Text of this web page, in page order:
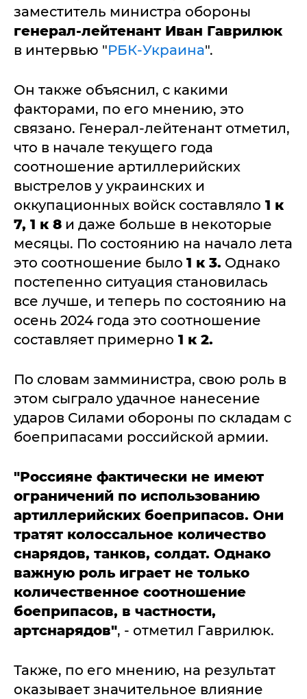
заместитель министра обороны
генерал-лейтенант Иван Гаврилюк
в интервью "РБК-Украина".
Он также объяснил, с какими
факторами, по его мнению, это
связано. Генерал-лейтенант отметил,
что в начале текущего года
соотношение артиллерийских
выстрелов у украинских и
оккупационных войск составляло 1 к
7, 1 к 8 и даже больше в некоторые
месяцы. По состоянию на начало лета
это соотношение было 1 к 3. Однако
постепенно ситуация становилась
все лучше, и теперь по состоянию на
осень 2024 года это соотношение
составляет примерно 1 к 2.
По словам замминистра, свою роль в
этом сыграло удачное нанесение
ударов Силами обороны по складам с
боеприпасами российской армии.
"Россияне фактически не имеют
ограничений по использованию
артиллерийских боеприпасов. Они
тратят колоссальное количество
снарядов, танков, солдат. Однако
важную роль играет не только
количественное соотношение
боеприпасов, в частности,
артснарядов", - отметил Гаврилюк.
Также, по его мнению, на результат
оказывает значительное влияние